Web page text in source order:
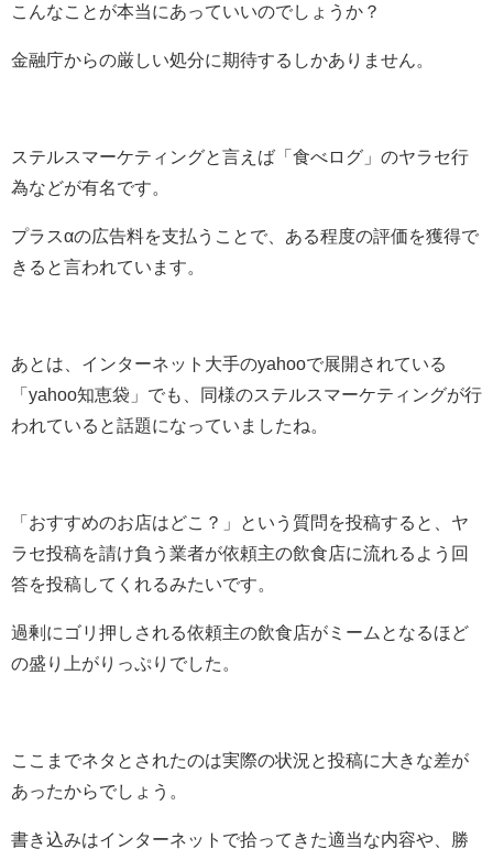
こんなことが本当にあっていいのでしょうか？
金融庁からの厳しい処分に期待するしかありません。
ステルスマーケティングと言えば「食べログ」のヤラセ行
為などが有名です。
プラスαの広告料を支払うことで、ある程度の評価を獲得で
きると言われています。
あとは、インターネット大手のyahooで展開されている
「yahoo知恵袋」でも、同様のステルスマーケティングが行
われていると話題になっていましたね。
「おすすめのお店はどこ？」という質問を投稿すると、ヤ
ラセ投稿を請け負う業者が依頼主の飲食店に流れるよう回
答を投稿してくれるみたいです。
過剰にゴリ押しされる依頼主の飲食店がミームとなるほど
の盛り上がりっぷりでした。
ここまでネタとされたのは実際の状況と投稿に大きな差が
あったからでしょう。
書き込みはインターネットで拾ってきた適当な内容や、勝